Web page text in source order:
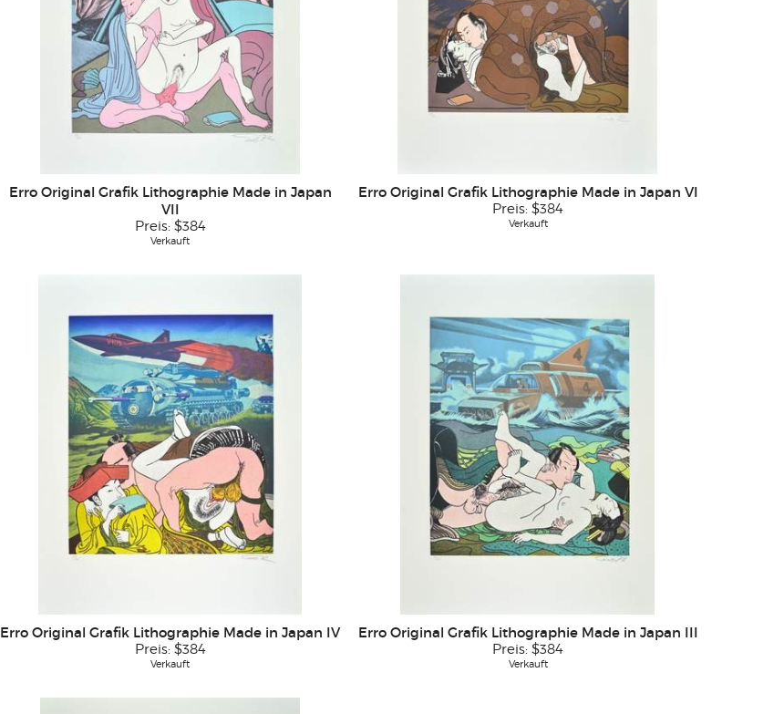
Erro Original Grafik Lithographie Made in Japan
VII
Preis: $384
Verkauft
Erro Original Grafik Lithographie Made in Japan VI
Preis:$384
Verkauft
Erro Original Grafik Lithographie Made in Japan IV
Preis: $384
Verkauft
Erro Original Grafik Lithographie Made in Japan III
Preis:$384
Verkauft